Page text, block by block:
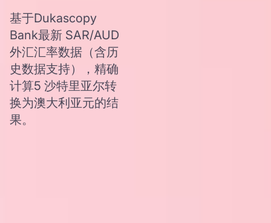
基于Dukascopy
Bank最新 SAR/AUD
外汇汇率数据（含历
史数据支持），精确
计算5 沙特里亚尔转
换为澳大利亚元的结
果。